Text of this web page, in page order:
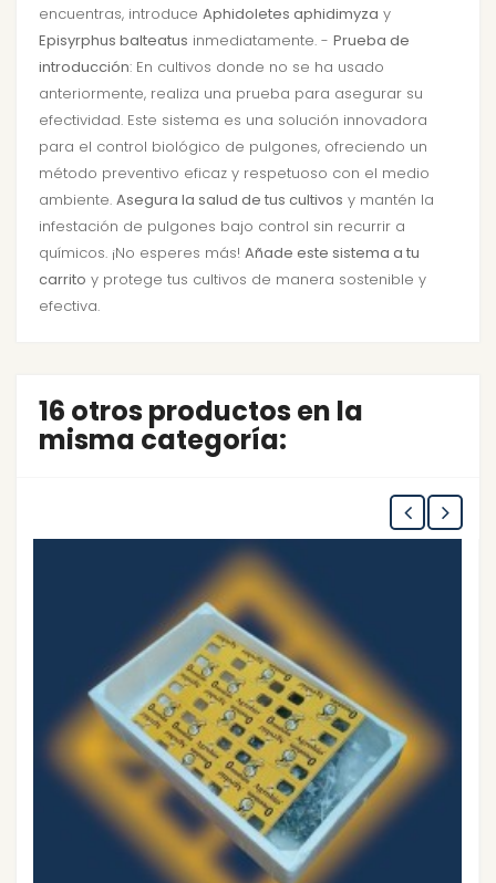
encuentras, introduce Aphidoletes aphidimyza y
Episyrphus balteatus inmediatamente. - Prueba de
introducción: En cultivos donde no se ha usado
anteriormente, realiza una prueba para asegurar su
efectividad. Este sistema es una solución innovadora
para el control biológico de pulgones, ofreciendo un
método preventivo eficaz y respetuoso con el medio
ambiente. Asegura la salud de tus cultivos y mantén la
infestación de pulgones bajo control sin recurrir a
químicos. ¡No esperes más! Añade este sistema a tu
carrito y protege tus cultivos de manera sostenible y
efectiva.
16 otros productos en la
misma categoría: